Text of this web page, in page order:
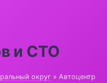
и СТО
округ » Автоцентр